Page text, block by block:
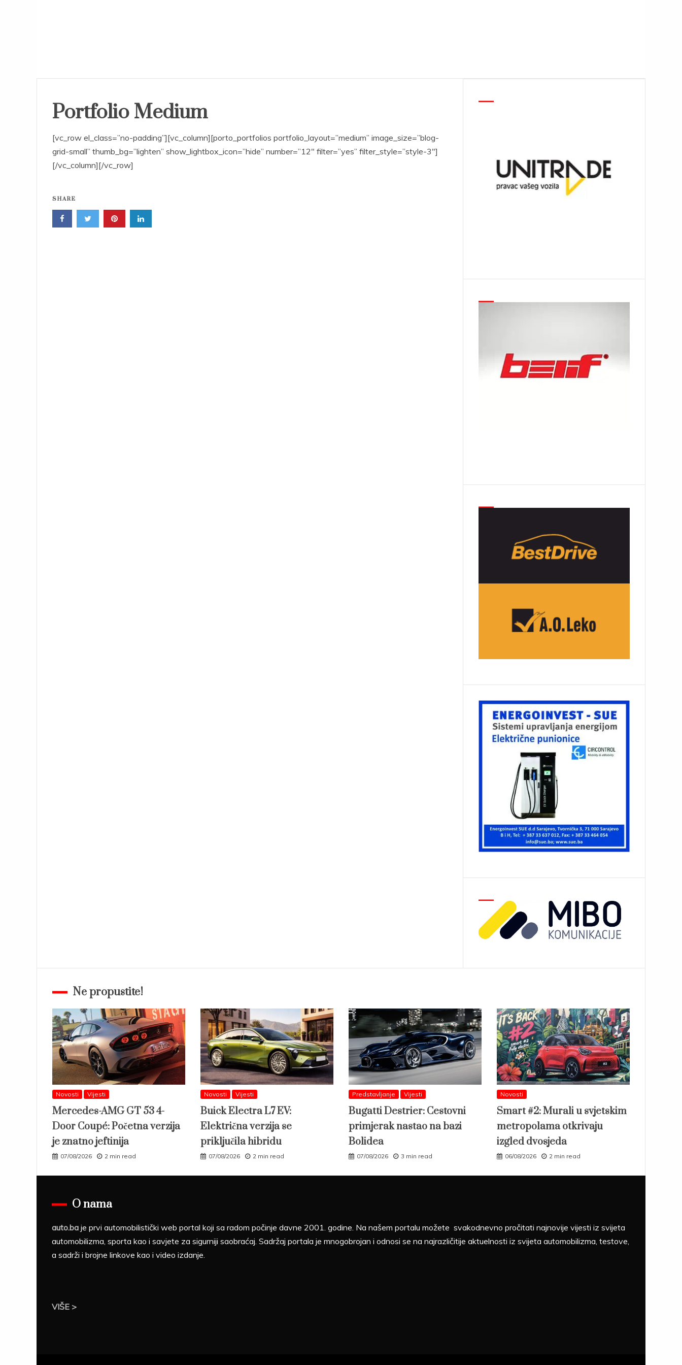
Portfolio Medium
[vc_row el_class=”no-padding”][vc_column][porto_portfolios portfolio_layout=”medium” image_size=”blog-
grid-small” thumb_bg=”lighten” show_lightbox_icon=”hide” number=”12″ filter=”yes” filter_style=”style-3″]
[/vc_column][/vc_row]
SHARE
Ne propustite!
Novosti Vijesti
Mercedes-AMG GT 53 4-
Door Coupé: Početna verzija
je znatno jeftinija
07/08/2026 2 min read
Novosti Vijesti
Buick Electra L7 EV:
Električna verzija se
priključila hibridu
07/08/2026 2 min read
Predstavljanje Vijesti
Bugatti Destrier: Cestovni
primjerak nastao na bazi
Bolidea
07/08/2026 3 min read
Novosti
Smart #2: Murali u svjetskim
metropolama otkrivaju
izgled dvosjeda
06/08/2026 2 min read
O nama
auto.ba je prvi automobilistički web portal koji sa radom počinje davne 2001. godine. Na našem portalu možete svakodnevno pročitati najnovije vijesti iz svijeta
automobilizma, sporta kao i savjete za sigurniji saobraćaj. Sadržaj portala je mnogobrojan i odnosi se na najrazličitije aktuelnosti iz svijeta automobilizma, testove,
a sadrži i brojne linkove kao i video izdanje.
VIŠE >